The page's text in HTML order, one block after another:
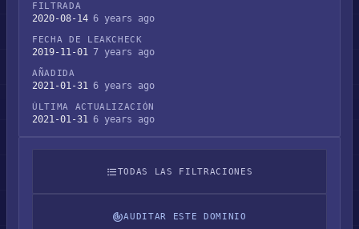
FILTRADA
2020-08-14 6 years ago
FECHA DE LEAKCHECK
2019-11-01 7 years ago
AÑADIDA
2021-01-31 6 years ago
ÚLTIMA ACTUALIZACIÓN
2021-01-31 6 years ago
TODAS LAS FILTRACIONES
AUDITAR ESTE DOMINIO